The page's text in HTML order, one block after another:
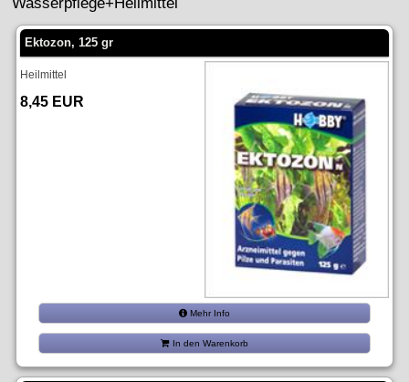
Ektozon, 125 gr
Heilmittel
8,45 EUR
Mehr Info
In den Warenkorb